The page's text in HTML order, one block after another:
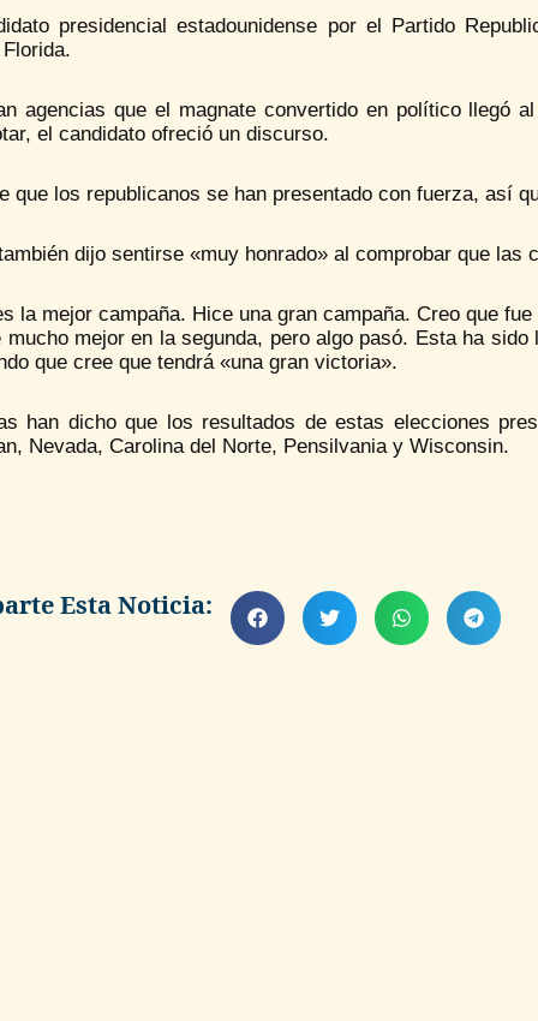
presidencial estadounidense por el Partido
agencias que el magnate convertido en político llegó
el candidato ofreció un discurso.
que los republicanos se han presentado con fuerza, así
dijo sentirse «muy honrado» al comprobar que las
la mejor campaña. Hice una gran campaña. Creo que
mucho mejor en la segunda, pero algo pasó. Esta ha
que cree que tendrá «una gran victoria».
han dicho que los resultados de estas elecciones
Nevada, Carolina del Norte, Pensilvania y Wisconsin.
Esta Noticia: